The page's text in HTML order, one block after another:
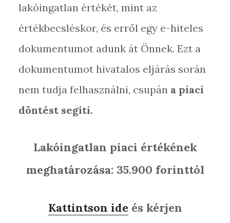
lakóingatlan értékét, mint az
értékbecsléskor, és erről egy e-hiteles
dokumentumot adunk át Önnek. Ezt a
dokumentumot hivatalos eljárás során
nem tudja felhasználni, csupán a piaci
döntést segíti.
Lakóingatlan piaci értékének
meghatározása: 35.900 forinttól
Kattintson ideés kérjen